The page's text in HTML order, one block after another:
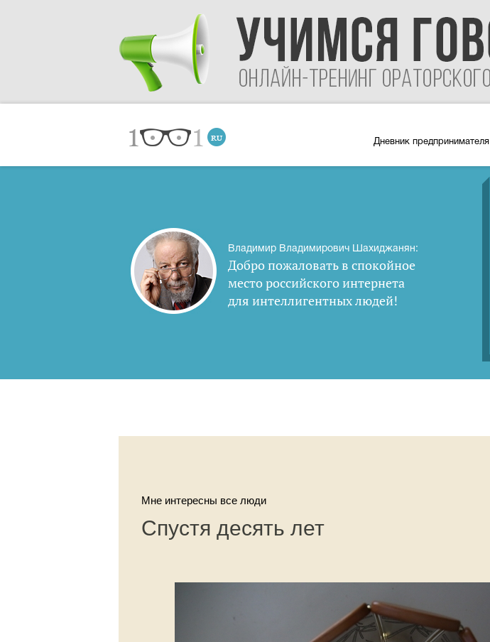
Дневник предпринимателя
Владимир Владимирович Шахиджанян:
Добро пожаловать в спокойное
место российского интернета
для интеллигентных людей!
Мне интересны все люди
Спустя десять лет